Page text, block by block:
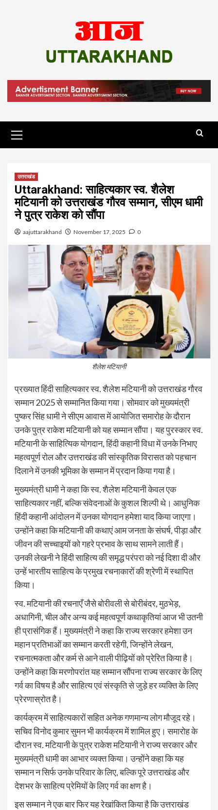
Menu
उत्तराखंड
Uttarakhand: साहित्यकार स्व. शैलेश
मटियानी को उत्तराखंड गौरव सम्मान, सीएम धामी
ने पुत्र राकेश को सौंपा
aajuttarakhand November 17, 2025 0
शैलेश मटियानी
प्रख्यात हिंदी साहित्यकार स्व. शैलेश मटियानी को उत्तराखंड गौरव
सम्मान 2025 से सम्मानित किया गया। सोमवार को मुख्यमंत्री
पुष्कर सिंह धामी ने सीएम आवास में आयोजित समारोह के दौरान
उनके पुत्र राकेश मटियानी को यह सम्मान सौंपा। यह पुरस्कार स्व.
मटियानी के साहित्यिक योगदान, हिंदी कहानी विधा में उनके निभाए
महत्वपूर्ण रोल और उत्तराखंड की सांस्कृतिक विरासत को पहचान
दिलाने में उनकी भूमिका के सम्मान में प्रदान किया गया है।
मुख्यमंत्री धामी ने कहा कि स्व. शैलेश मटियानी केवल एक
साहित्यकार नहीं, बल्कि संवेदनाओं के कुशल शिल्पी थे। आधुनिक
हिंदी कहानी आंदोलन में उनका योगदान हमेशा याद किया जाएगा।
उन्होंने कहा कि मटियानी की कथाएं आम जनता के संघर्ष, पीड़ा और
जीवन की सच्चाइयों को गहरे प्रभाव के साथ सामने लाती हैं।
उनकी लेखनी ने हिंदी साहित्य की समृद्ध परंपरा को नई दिशा दी और
उन्हें भारतीय साहित्य के प्रमुख रचनाकारों की श्रेणी में स्थापित
किया।
स्व. मटियानी की रचनाएँ जैसे बोरीवली से बोरीबंदर, मुठभेड़,
अधागिनी, चील और अन्य कई महत्वपूर्ण कथाकृतियां आज भी उतनी
ही प्रासंगिक हैं। मुख्यमंत्री ने कहा कि राज्य सरकार हमेशा उन
महान प्रतिभाओं का सम्मान करती रहेगी, जिन्होंने लेखन,
रचनात्मकता और कर्म से आने वाली पीढ़ियों को प्रेरित किया है।
उन्होंने कहा कि मरणोपरांत यह सम्मान सौंपना राज्य सरकार के लिए
गर्व का विषय है और साहित्य एवं संस्कृति से जुड़े हर व्यक्ति के लिए
प्रेरणास्रोत है।
कार्यक्रम में साहित्यकारों सहित अनेक गणमान्य लोग मौजूद रहे।
सचिव विनोद कुमार सुमन भी कार्यक्रम में शामिल हुए। समारोह के
दौरान स्व. मटियानी के पुत्र राकेश मटियानी ने राज्य सरकार और
मुख्यमंत्री धामी का आभार व्यक्त किया। उन्होंने कहा कि यह
सम्मान न सिर्फ उनके परिवार के लिए, बल्कि पूरे उत्तराखंड और
देशभर के साहित्य प्रेमियों के लिए गर्व का क्षण है।
इस सम्मान ने एक बार फिर यह रेखांकित किया है कि उत्तराखंड